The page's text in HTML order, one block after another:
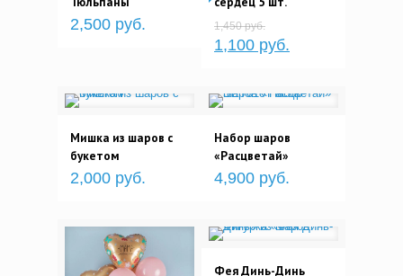
2,500 руб. 1,450 руб.
1,100 руб.
Мишка из шаров с
букетом
2,000 руб.
Набор шаров
«Расцветай»
4,900 руб.
Фея Динь-Динь